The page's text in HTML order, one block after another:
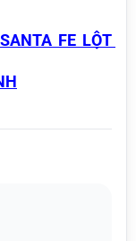
FE LỘT